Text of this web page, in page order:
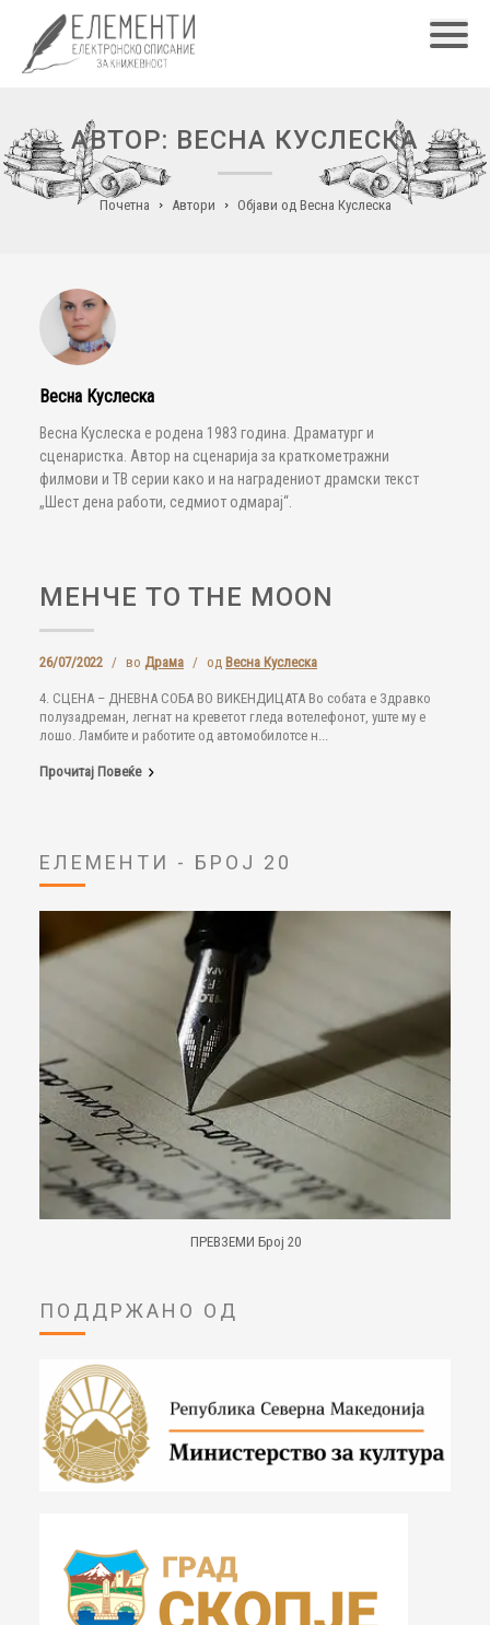
АВТОР: ВЕСНА КУСЛЕСКА
Почетна Автори Објави од Весна Куслеска
Весна Куслеска
Весна Куслеска е родена 1983 година. Драматург и
сценаристка. Автор на сценарија за краткометражни
филмови и ТВ серии како и на наградениот драмски текст
„Шест дена работи, седмиот одмарај“.
МЕНЧЕ TO THE MOON
26/07/2022 / во Драма / од Весна Куслеска
4. СЦЕНА – ДНЕВНА СОБА ВО ВИКЕНДИЦАТА Во собата е Здравко
полузадреман, легнат на креветот гледа вотелефонот, уште му е
лошо. Ламбите и работите од автомобилотсе н...
Прочитај Повеќе
ЕЛЕМЕНТИ - БРОЈ 20
ПРЕВЗЕМИ Број 20
ПОДДРЖАНО ОД